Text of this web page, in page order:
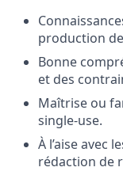
production
Bonne
et des
Maîtrise ou
single-use.
À l’aise avec
rédaction de